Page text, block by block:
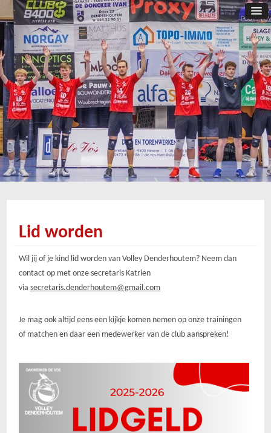
Lid worden
Wil jij of je kind lid worden van Volley Denderhoutem? Neem dan
contact op met onze secretaris Katrien
viasecretaris.denderhoutem@gmail.com
Je mag ook altijd eens een kijkje komen nemen op onze trainingen
of matchen en daar een medewerker van de club aanspreken!